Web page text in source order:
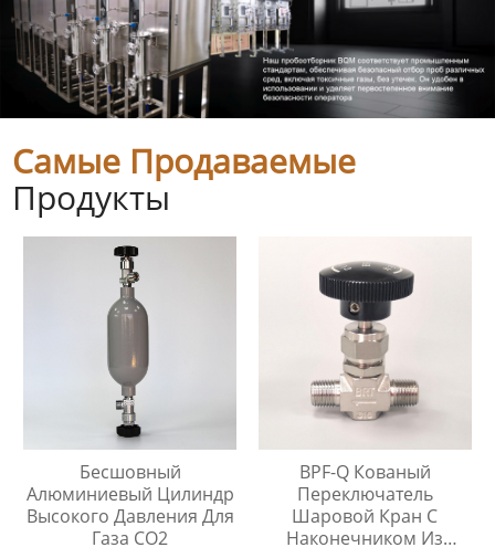
Самые Продаваемые
Продукты
Бесшовный
Алюминиевый Цилиндр
Высокого Давления Для
Газа CO2
BPF-Q Кованый
Переключатель
Шаровой Кран С
Наконечником Из